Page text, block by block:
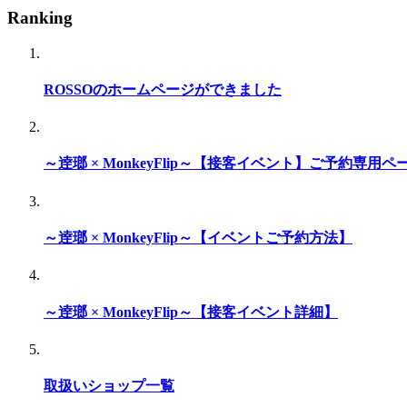
Ranking
ROSSOのホームページができました
～逹瑯 × MonkeyFlip～【接客イベント】ご予約専用ペ
～逹瑯 × MonkeyFlip～【イベントご予約方法】
～逹瑯 × MonkeyFlip～【接客イベント詳細】
取扱いショップ一覧